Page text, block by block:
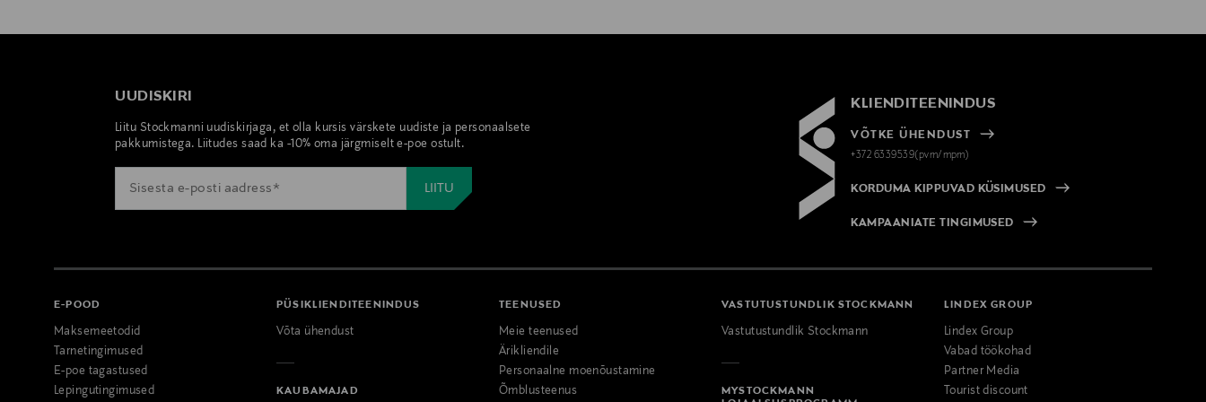
UUDISKIRI
Liitu Stockmanni uudiskirjaga, et olla kursis värskete uudiste ja personaalsete
pakkumistega. Liitudes saad ka -10% oma järgmiselt e-poe ostult.
KLIENDITEENINDUS
VÕTKE ÜHENDUST
+372 6339539(pvm/mpm)
KORDUMA KIPPUVAD KÜSIMUSED
KAMPAANIATE TINGIMUSED
E-POOD
Maksemeetodid
Tarnetingimused
E-poe tagastused
Lepingutingimused
PÜSIKLIENDITEENINDUS
Võta ühendust
KAUBAMAJAD
TEENUSED
Meie teenused
Ärikliendile
Personaalne moenõustamine
Õmblusteenus
VASTUTUSTUNDLIK STOCKMANN
Vastutustundlik Stockmann
MYSTOCKMANN
LINDEX GROUP
Lindex Group
Vabad töökohad
Partner Media
Tourist discount